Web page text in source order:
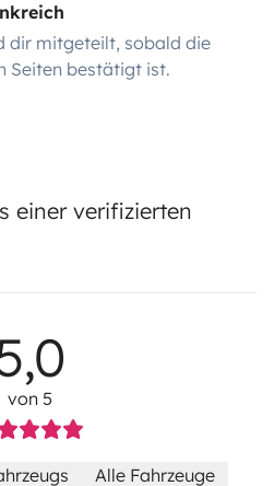
dir mitgeteilt, sobald die
Seiten bestätigt ist.
einer verifizierten
von 5
Alle Fahrzeuge